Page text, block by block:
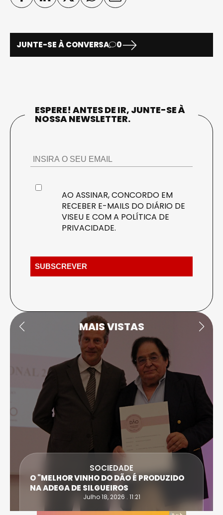
JUNTE-SE À CONVERSA 0
ESPERE! ANTES DE IR, JUNTE-SE À
NOSSA NEWSLETTER.
AO ASSINAR, CONCORDO EM
RECEBER E-MAILS DO DIÁRIO DE
VISEU E COM A POLÍTICA DE
PRIVACIDADE.
MAIS VISTAS
SOCIEDADE
O "MELHOR VINHO DO DÃO É PRODUZIDO
NA ADEGA DE SILGUEIROS
Julho 18, 2026 . 11:21